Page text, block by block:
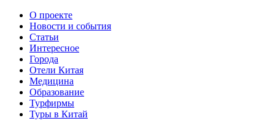
О проекте
Новости и события
Статьи
Интересное
Города
Отели Китая
Медицина
Образование
Турфирмы
Туры в Китай